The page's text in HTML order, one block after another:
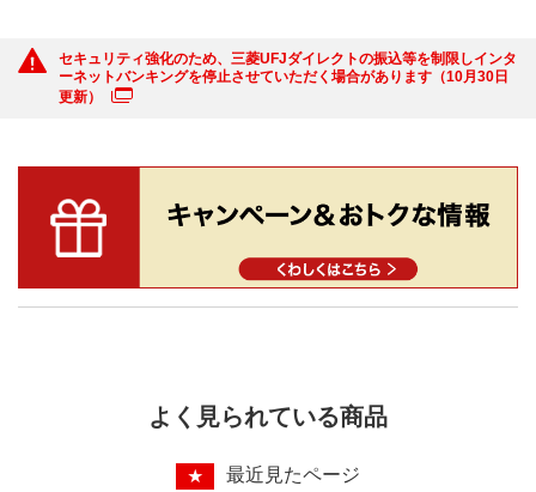
セキュリティ強化のため、三菱UFJダイレクトの振込等を制限しインタ
ーネットバンキングを停止させていただく場合があります（10月30日
更新）
よく見られている商品
★ 最近見たページ